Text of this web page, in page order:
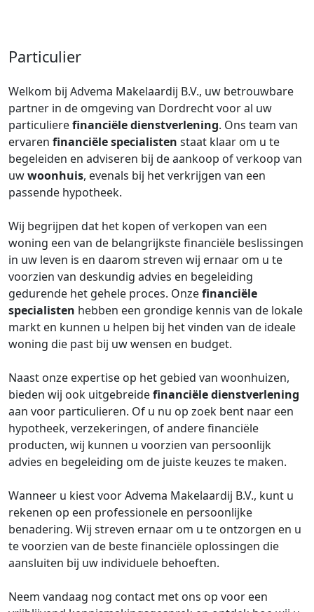
Particulier
Welkom bij Advema Makelaardij B.V., uw betrouwbare
partner in de omgeving van Dordrecht voor al uw
particulierefinanciële dienstverlening. Ons team van
ervaren financiële specialisten staat klaar om u te
begeleiden en adviseren bij de aankoop of verkoop van
uwwoonhuis, evenals bij het verkrijgen van een
passende hypotheek.
Wij begrijpen dat het kopen of verkopen van een
woning een van de belangrijkste financiële beslissingen
in uw leven is en daarom streven wij ernaar om u te
voorzien van deskundig advies en begeleiding
gedurende het gehele proces. Onzefinanciële
specialisten hebben een grondige kennis van de lokale
markt en kunnen u helpen bij het vinden van de ideale
woning die past bij uw wensen en budget.
Naast onze expertise op het gebied van woonhuizen,
bieden wij ook uitgebreidefinanciële dienstverlening
aan voor particulieren. Of u nu op zoek bent naar een
hypotheek, verzekeringen, of andere financiële
producten, wij kunnen u voorzien van persoonlijk
advies en begeleiding om de juiste keuzes te maken.
Wanneer u kiest voor Advema Makelaardij B.V., kunt u
rekenen op een professionele en persoonlijke
benadering. Wij streven ernaar om u te ontzorgen en u
te voorzien van de beste financiële oplossingen die
aansluiten bij uw individuele behoeften.
Neem vandaag nog contact met ons op voor een